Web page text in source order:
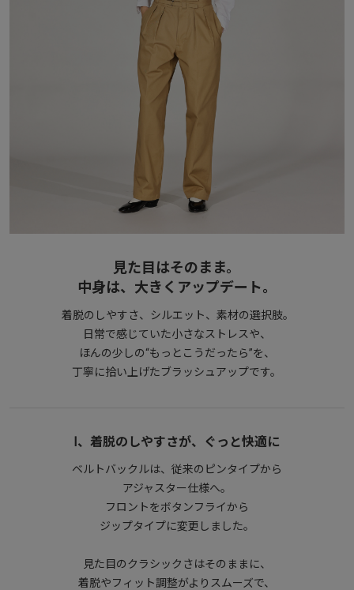
見た目はそのまま。
中身は、大きくアップデート。
着脱のしやすさ、シルエット、素材の選択肢。
日常で感じていた小さなストレスや、
ほんの少しの“もっとこうだったら”を、
丁寧に拾い上げたブラッシュアップです。
Ⅰ、着脱のしやすさが、ぐっと快適に
ベルトバックルは、従来のピンタイプから
アジャスター仕様へ。
フロントをボタンフライから
ジップタイプに変更しました。
見た目のクラシックさはそのままに、
着脱やフィット調整がよりスムーズで、